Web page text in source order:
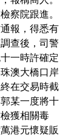
察院跟進。
報，得悉有
查後，司警
一時許確定
澳大橋口岸
在交易時截
某一度將十
獲相關毒
港元懷疑販